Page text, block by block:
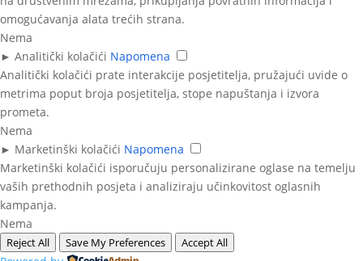
omogućavanja alata trećih strana.
Nema
► Analitički kolačići Napomena
Analitički kolačići prate interakcije posjetitelja, pružajući uvide o
metrima poput broja posjetitelja, stope napuštanja i izvora
prometa.
Nema
► Marketinški kolačići Napomena
Marketinški kolačići isporučuju personalizirane oglase na temelju
vaših prethodnih posjeta i analiziraju učinkovitost oglasnih
kampanja.
Nema
Reject All Save My Preferences Accept All